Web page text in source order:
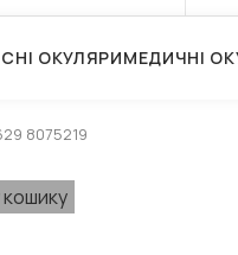
ОКУЛЯРИМЕДИЧНІ
8075219
кошику